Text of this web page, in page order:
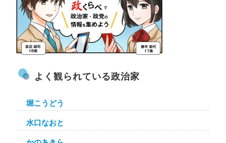
よく観られている政治家
堀こうどう
水口なおと